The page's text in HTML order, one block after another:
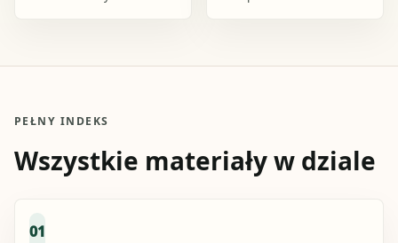
stron.
o winie.
PEŁNY INDEKS
Wszystkie materiały w dziale
01